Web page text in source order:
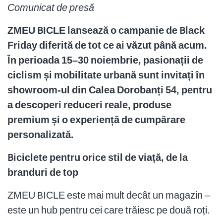
Comunicat de presă
ZMEU BICLE lansează o campanie de Black
Friday diferită de tot ce ai văzut până acum.
În perioada 15–30 noiembrie, pasionații de
ciclism și mobilitate urbană sunt invitați în
showroom-ul din Calea Dorobanți 54, pentru
a descoperi reduceri reale, produse
premium și o experiență de cumpărare
personalizată.
Biciclete pentru orice stil de viață, de la
branduri de top
ZMEU BICLE este mai mult decât un magazin –
este un hub pentru cei care trăiesc pe două roți.